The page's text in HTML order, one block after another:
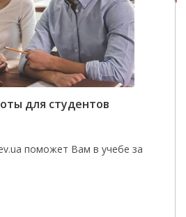
для студентов
поможет Вам в учебе за